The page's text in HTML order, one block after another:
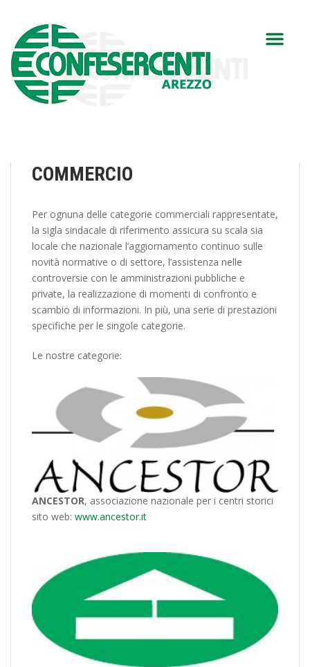
COMMERCIO
Per ognuna delle categorie commerciali rappresentate,
la sigla sindacale di riferimento assicura su scala sia
locale che nazionale l’aggiornamento continuo sulle
novità normative o di settore, l’assistenza nelle
controversie con le amministrazioni pubbliche e
private, la realizzazione di momenti di confronto e
scambio di informazioni. In più, una serie di prestazioni
specifiche per le singole categorie.
Le nostre categorie:
ANCESTOR, associazione nazionale per i centri storici
sito web: www.ancestor.it